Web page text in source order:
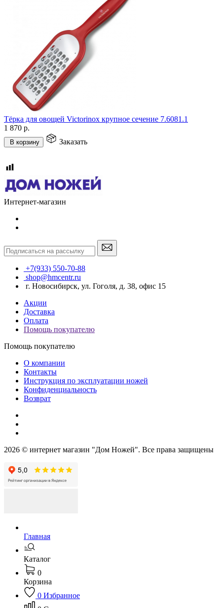
Тёрка для овощей Victorinox крупное сечение 7.6081.1
1 870 р.
В корзину Заказать
Интернет-магазин
+7(933) 550-70-88
shop@hmcentr.ru
г. Новосибирск, ул. Гоголя, д. 38, офис 15
Акции
Доставка
Оплата
Помощь покупателю
Помощь покупателю
О компании
Контакты
Инструкция по эксплуатации ножей
Конфиденциальность
Возврат
2026 © интернет магазин "Дом Ножей". Все права защищены
Главная
Каталог
0
Корзина
0 Избранное